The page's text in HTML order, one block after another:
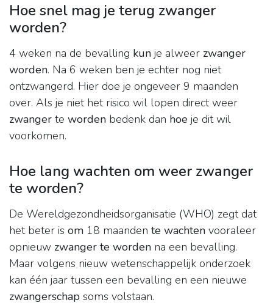
Hoe snel mag je terug zwanger
worden?
4 weken na de bevalling kun je alweer zwanger
worden. Na 6 weken ben je echter nog niet
ontzwangerd. Hier doe je ongeveer 9 maanden
over. Als je niet het risico wil lopen direct weer
zwanger te worden bedenk dan hoe je dit wil
voorkomen.
Hoe lang wachten om weer zwanger
te worden?
De Wereldgezondheidsorganisatie (WHO) zegt dat
het beter is om 18 maanden te wachten vooraleer
opnieuw zwanger te worden na een bevalling.
Maar volgens nieuw wetenschappelijk onderzoek
kan één jaar tussen een bevalling en een nieuwe
zwangerschap soms volstaan.